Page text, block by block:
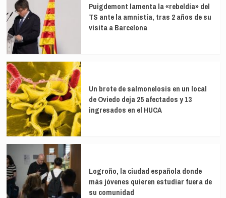
Puigdemont lamenta la «rebeldía» del
TS ante la amnistía, tras 2 años de su
visita a Barcelona
Un brote de salmonelosis en un local
de Oviedo deja 25 afectados y 13
ingresados en el HUCA
Logroño, la ciudad española donde
más jóvenes quieren estudiar fuera de
su comunidad